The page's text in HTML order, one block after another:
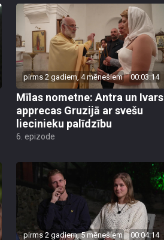
pirms 2 gadiem, 4 mēnešiem 00:03:14
Mīlas nometne: Antra un Ivars
apprecas Gruzijā ar svešu
liecinieku palīdzību
6. epizode
pirms 2 gadiem, 5 mēnešiem 00:04:14